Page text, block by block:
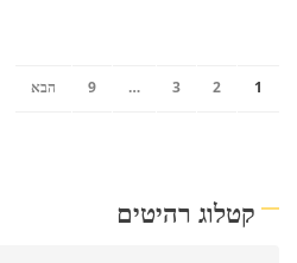
1
2
3
…
9 הבא
קטלוג רהיטים